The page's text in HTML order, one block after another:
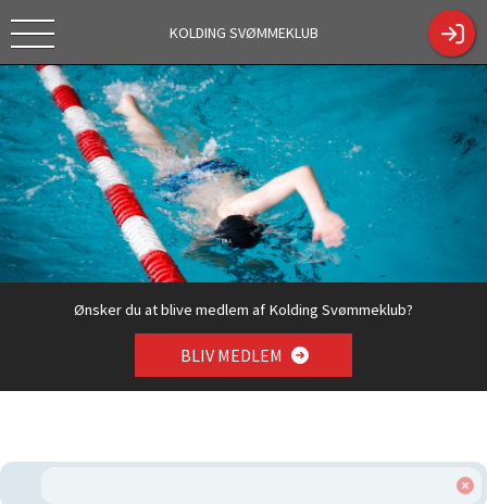
KOLDING SVØMMEKLUB
Tekstc
Tilmelding
sæson
2026/2027
https://kol
dingsk.dk/
ShowCont
entPage.a
spx?
ContentPa
geID=330
4
Ønsker du at blive medlem af Kolding Svømmeklub?
BLIV MEDLEM